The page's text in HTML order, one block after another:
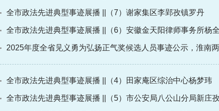
全市政法先进典型事迹展播 ||（7）谢家集区李郢孜镇罗丹
全市政法先进典型事迹展播 ||（6）安徽金天阳律师事务所杨
2025年度全省见义勇为弘扬正气奖候选人员事迹公示，淮南
全市政法先进典型事迹展播 ||（4）田家庵区综治中心杨梦玮
全市政法先进典型事迹展播 ||（5）市公安局八公山分局新庄